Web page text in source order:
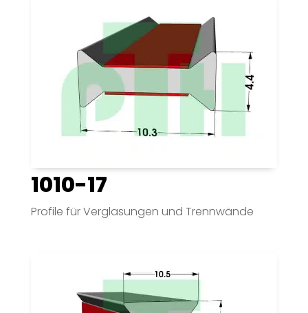
1010-17
Profile für Verglasungen und Trennwände